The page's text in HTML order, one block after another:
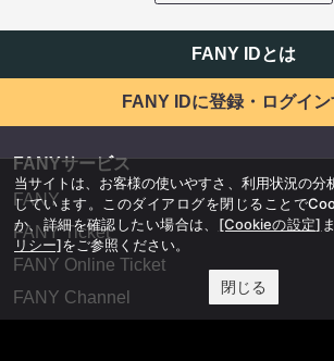
FANY IDとは
FANY IDに登録・ログイン
FANYサービス
FANY
FANY Ticket
FANY Online Ticket
FANY Channel
当サイトは、お客様の使いやすさ、利用状況の
しています。このダイアログを閉じることで
か、詳細を確認したい場合は、 [Cookieの設定]
リシー]をご参照ください。
閉じる